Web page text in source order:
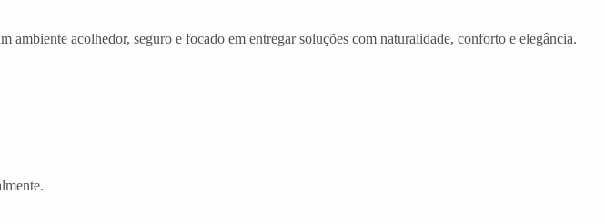
acolhedor, seguro e focado em entregar soluções com naturalidade, conforto e elegância.